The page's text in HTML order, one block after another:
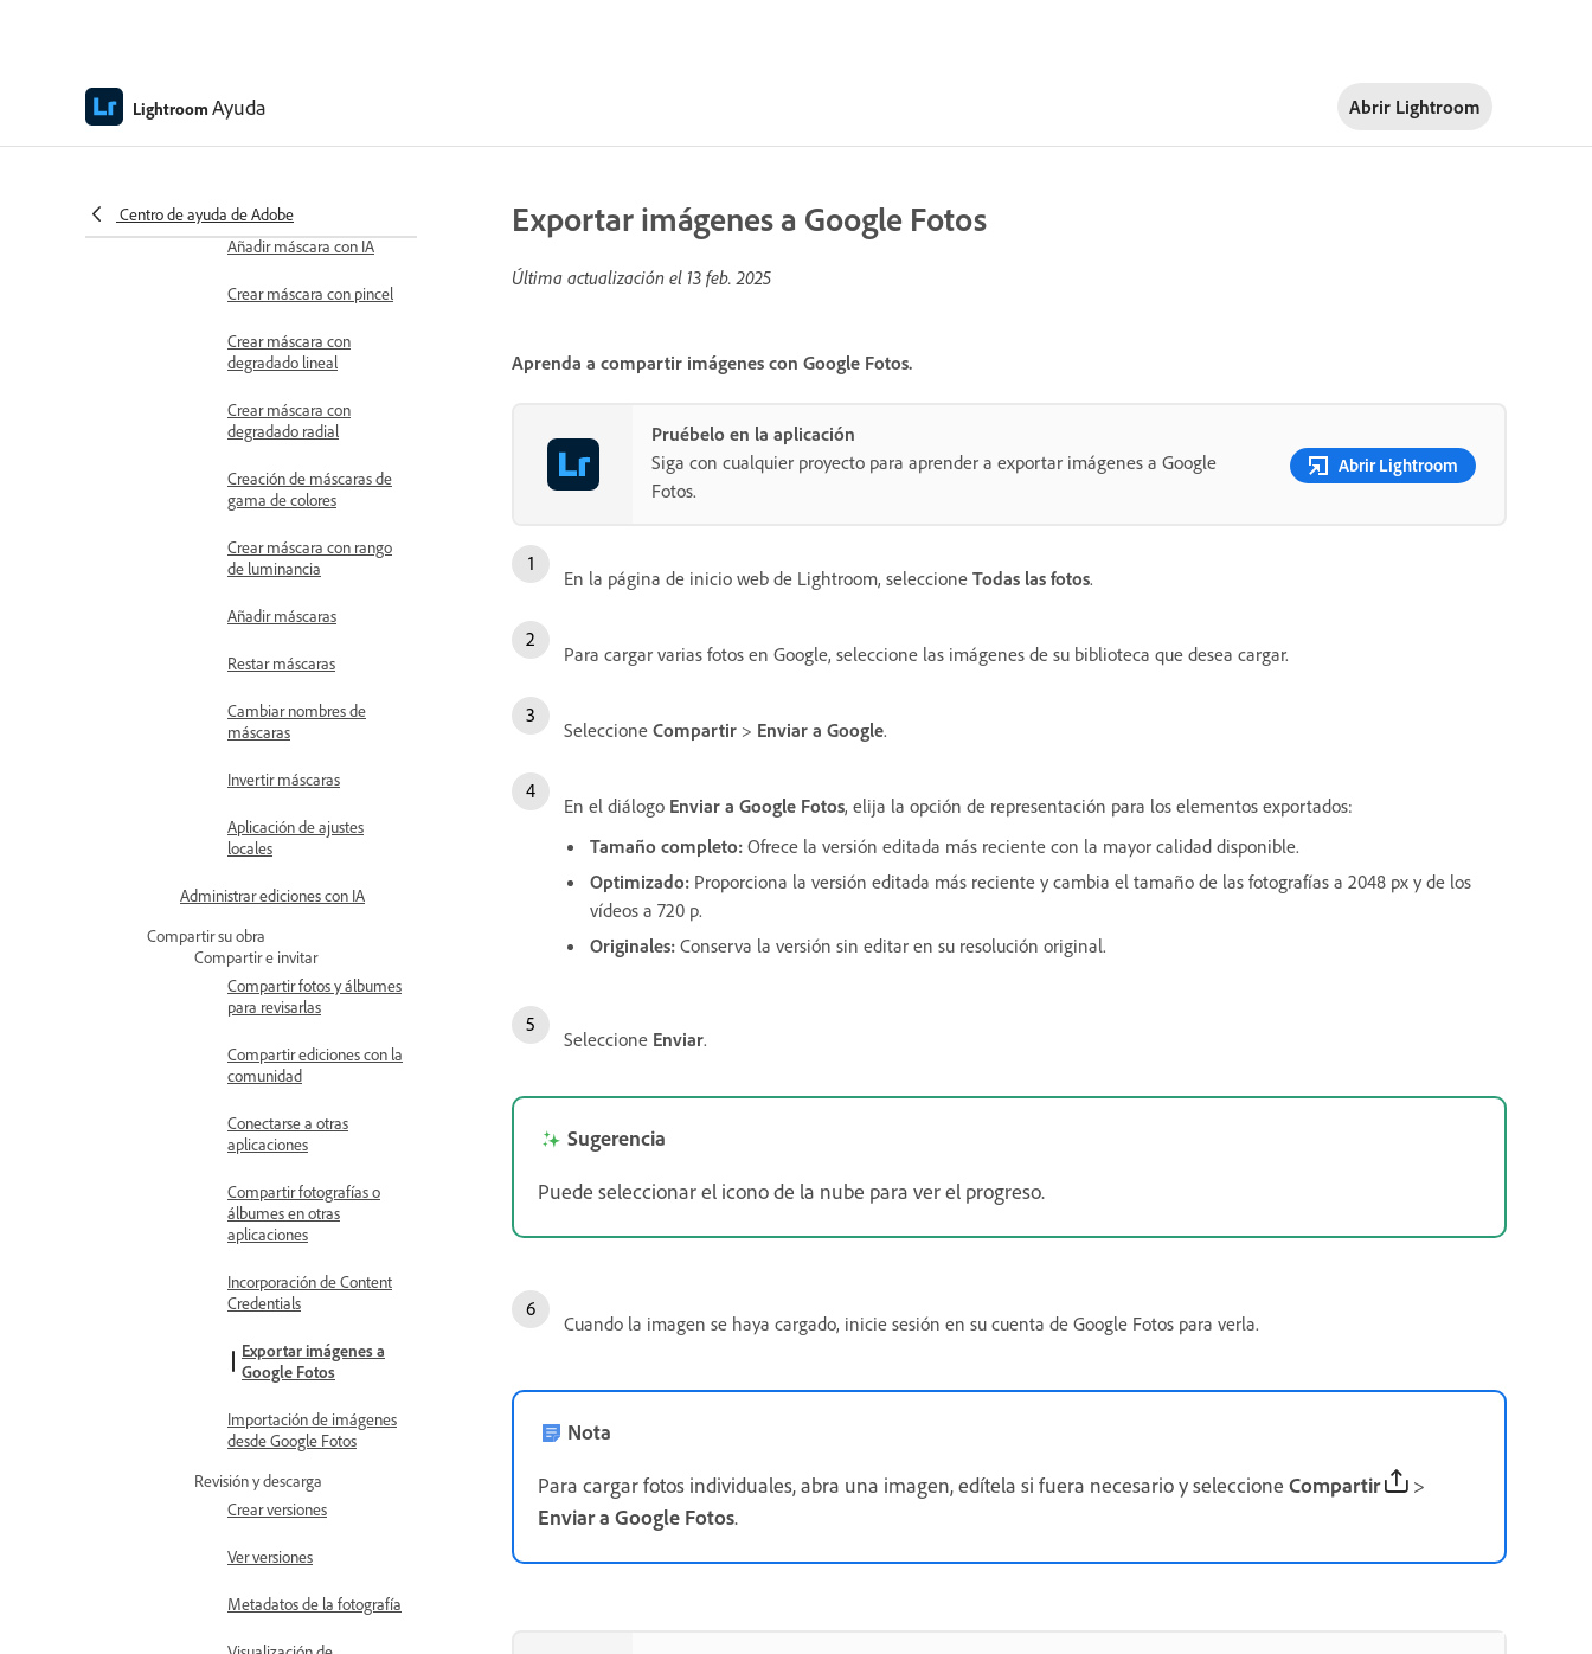
Lightroom Ayuda Abrir Lightroom
Centro de ayuda de Adobe
Clonar imágenes
Aplicar máscaras
Añadir máscara con IA
Crear máscara con pincel
Crear máscara con
degradado lineal
Crear máscara con
degradado radial
Creación de máscaras de
gama de colores
Crear máscara con rango
de luminancia
Añadir máscaras
Restar máscaras
Cambiar nombres de
máscaras
Invertir máscaras
Aplicación de ajustes
locales
Administrar ediciones con IA
Compartir su obra
Compartir e invitar
Compartir fotos y álbumes
para revisarlas
Compartir ediciones con la
comunidad
Conectarse a otras
aplicaciones
Compartir fotografías o
álbumes en otras
aplicaciones
Incorporación de Content
Credentials
Exportar imágenes a
Google Fotos
Importación de imágenes
desde Google Fotos
Revisión y descarga
Crear versiones
Ver versiones
Metadatos de la fotografía
Exportar imágenes a Google Fotos
Última actualización el 13 feb. 2025
Aprenda a compartir imágenes con Google Fotos.
Pruébelo en la aplicación
Siga con cualquier proyecto para aprender a exportar imágenes a Google
Fotos.
Abrir Lightroom
En la página de inicio web de Lightroom, seleccione Todas las fotos.
Para cargar varias fotos en Google, seleccione las imágenes de su biblioteca que desea cargar.
Seleccione Compartir > Enviar a Google.
En el diálogo Enviar a Google Fotos, elija la opción de representación para los elementos exportados:
Tamaño completo: Ofrece la versión editada más reciente con la mayor calidad disponible.
Optimizado: Proporciona la versión editada más reciente y cambia el tamaño de las fotografías a 2048 px y de los
vídeos a 720 p.
Originales: Conserva la versión sin editar en su resolución original.
Seleccione Enviar.
Sugerencia
Puede seleccionar el icono de la nube para ver el progreso.
Cuando la imagen se haya cargado, inicie sesión en su cuenta de Google Fotos para verla.
Nota
Para cargar fotos individuales, abra una imagen, edítela si fuera necesario y seleccione Compartir
>
Enviar a Google Fotos.